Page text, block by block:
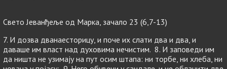
Свето Јеванђеље од Марка, зачало 23 (6,7-13)
7. И дозва дванаесторицу, и поче их слати два и два, и
даваше им власт над духовима нечистим. 8. И заповеди им
да ништа не узимају на пут осим штапа: ни торбе, ни хлеба, ни